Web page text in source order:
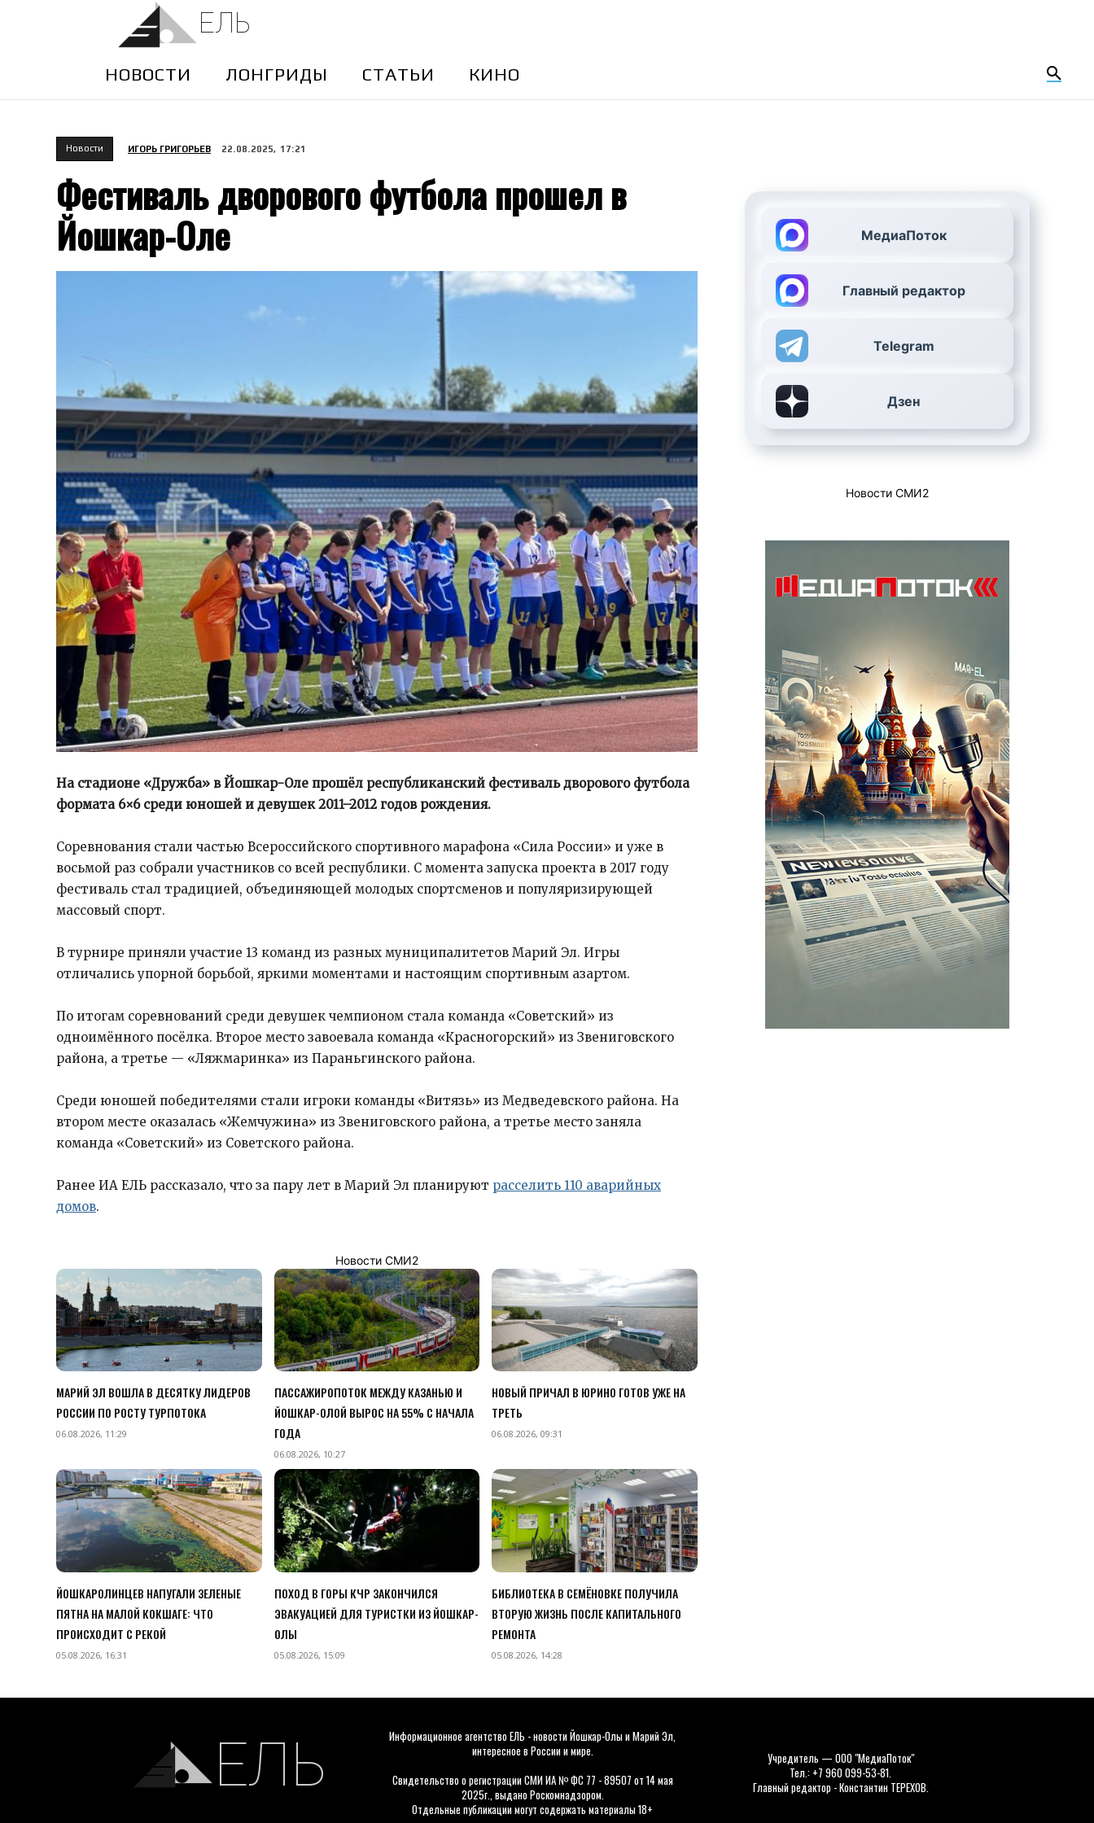
ЕЛЬ
НОВОСТИ ЛОНГРИДЫ CТАТЬИ КИНО
Новости ИГОРЬ ГРИГОРЬЕВ 22.08.2025, 17:21
Фестиваль дворового футбола прошел в
Йошкар-Оле
На стадионе «Дружба» в Йошкар-Оле прошёл республиканский фестиваль дворового футбола
формата 6×6 среди юношей и девушек 2011–2012 годов рождения.
Соревнования стали частью Всероссийского спортивного марафона «Сила России» и уже в
восьмой раз собрали участников со всей республики. С момента запуска проекта в 2017 году
фестиваль стал традицией, объединяющей молодых спортсменов и популяризирующей
массовый спорт.
В турнире приняли участие 13 команд из разных муниципалитетов Марий Эл. Игры
отличались упорной борьбой, яркими моментами и настоящим спортивным азартом.
По итогам соревнований среди девушек чемпионом стала команда «Советский» из
одноимённого посёлка. Второе место завоевала команда «Красногорский» из Звениговского
района, а третье — «Ляжмаринка» из Параньгинского района.
Среди юношей победителями стали игроки команды «Витязь» из Медведевского района. На
втором месте оказалась «Жемчужина» из Звениговского района, а третье место заняла
команда «Советский» из Советского района.
Ранее ИА ЕЛЬ рассказало, что за пару лет в Марий Эл планируют расселить 110 аварийных
домов.
Новости СМИ2
МАРИЙ ЭЛ ВОШЛА В ДЕСЯТКУ ЛИДЕРОВ
РОССИИ ПО РОСТУ ТУРПОТОКА
06.08.2026, 11:29
ПАССАЖИРОПОТОК МЕЖДУ КАЗАНЬЮ И
ЙОШКАР-ОЛОЙ ВЫРОС НА 55% С НАЧАЛА
ГОДА
06.08.2026, 10:27
НОВЫЙ ПРИЧАЛ В ЮРИНО ГОТОВ УЖЕ НА
ТРЕТЬ
06.08.2026, 09:31
ЙОШКАРОЛИНЦЕВ НАПУГАЛИ ЗЕЛЕНЫЕ
ПЯТНА НА МАЛОЙ КОКШАГЕ: ЧТО
ПРОИСХОДИТ С РЕКОЙ
05.08.2026, 16:31
ПОХОД В ГОРЫ КЧР ЗАКОНЧИЛСЯ
ЭВАКУАЦИЕЙ ДЛЯ ТУРИСТКИ ИЗ ЙОШКАР-
ОЛЫ
05.08.2026, 15:09
БИБЛИОТЕКА В СЕМЁНОВКЕ ПОЛУЧИЛА
ВТОРУЮ ЖИЗНЬ ПОСЛЕ КАПИТАЛЬНОГО
РЕМОНТА
05.08.2026, 14:28
МедиаПоток
Главный редактор
Telegram
Дзен
Новости СМИ2
ЕЛЬ
Информационное агентство ЕЛЬ - новости Йошкар-Олы и Марий Эл,
интересное в России и мире.
Свидетельство о регистрации СМИ ИА № ФС 77 - 89507 от 14 мая
2025г., выдано Роскомнадзором.
Отдельные публикации могут содержать материалы 18+
Учредитель — ООО "МедиаПоток"
Тел.: +7 960 099-53-81.
Главный редактор - Константин ТЕРЕХОВ.